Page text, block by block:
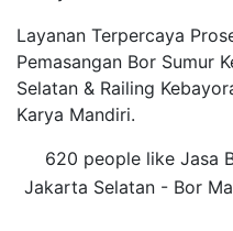
Layanan Terpercaya
Pemasangan Bor Sumur
Selatan & Railing
Karya Mandiri.
620 people like Jasa
Jakarta Selatan - Bor